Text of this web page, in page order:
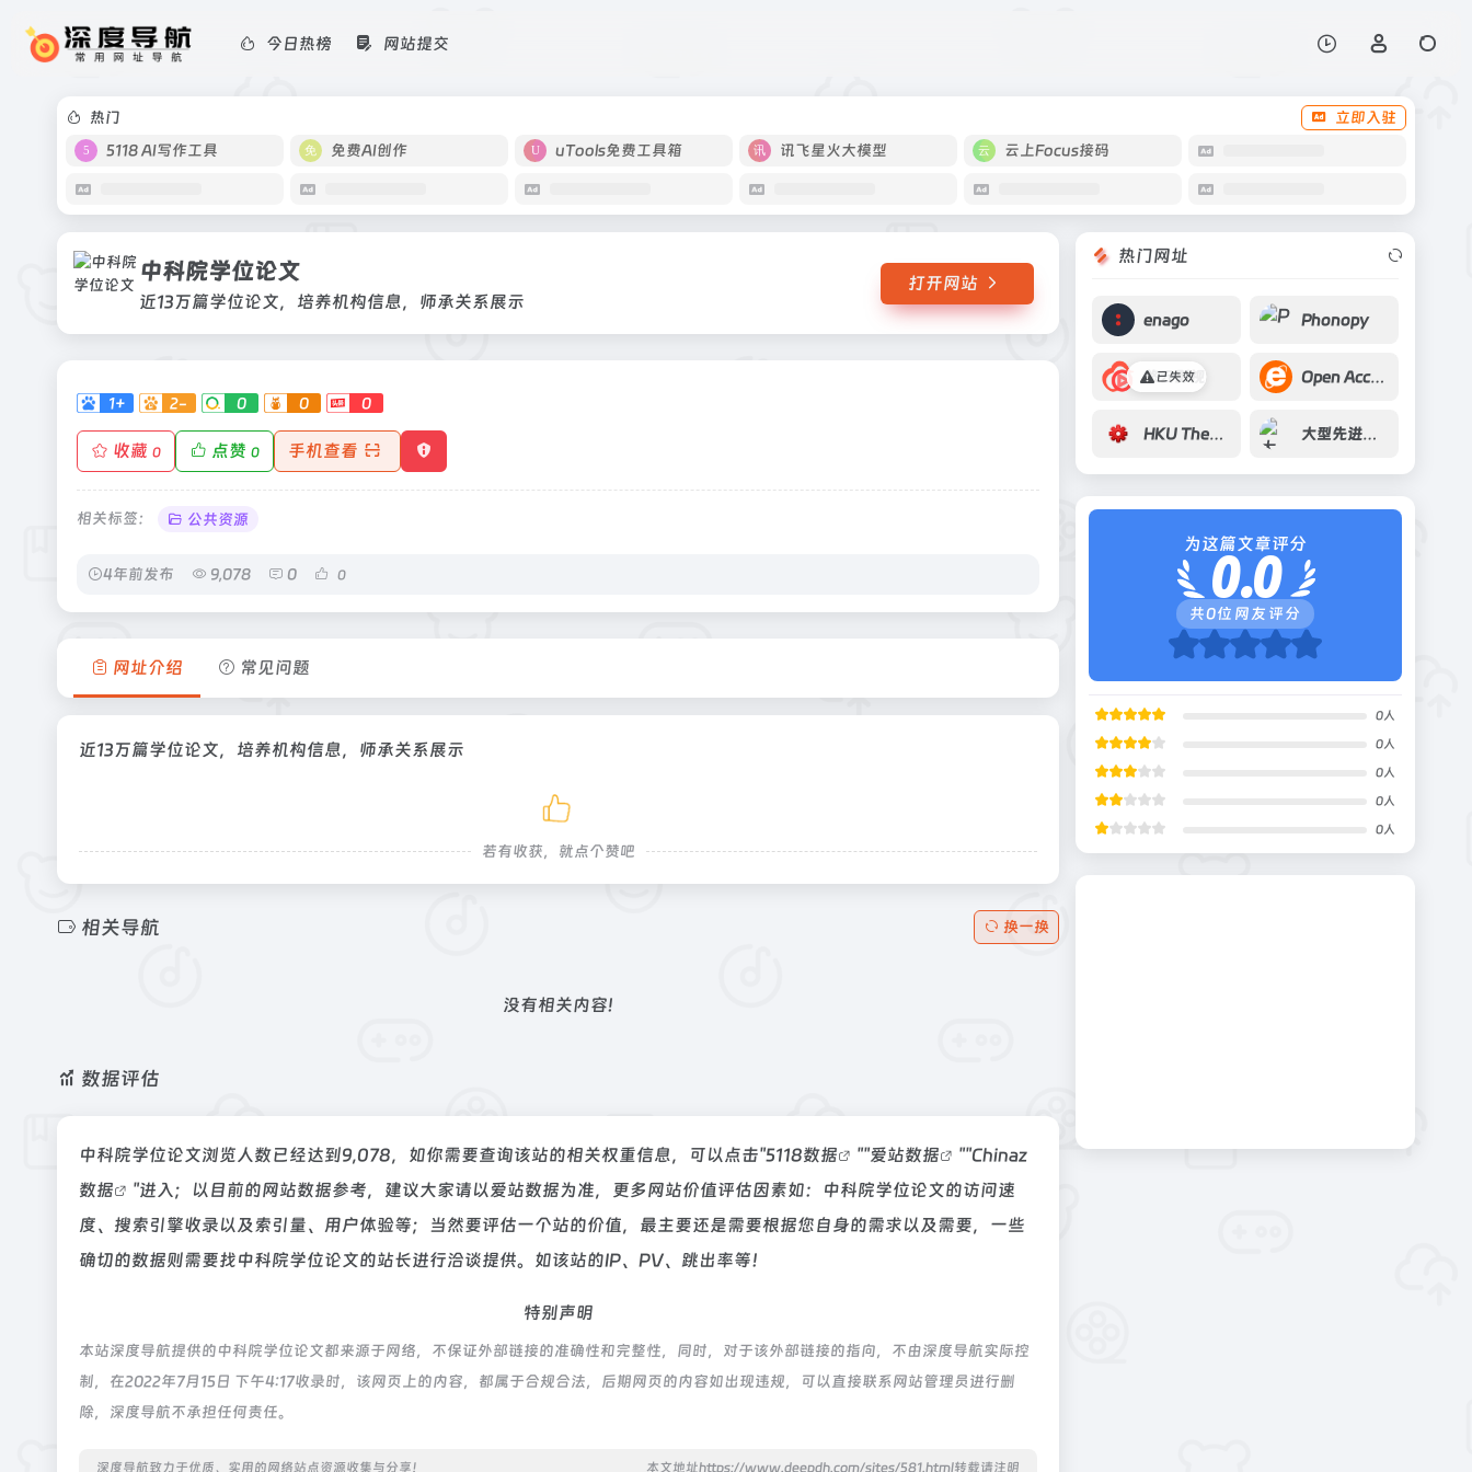
今日热榜 网站提交
热门
立即入驻
5118 AI写作工具
免费AI创作 uTools免费工具箱 讯飞星火大模型 云上Focus接码
中科院学位论文
近13万篇学位论文，培养机构信息，师承关系展示
打开网站
1+ 2- 0 0 0
收藏 0 点赞 0 手机查看
相关标签： 公共资源
4年前发布 9,078 0 0
网址介绍 常见问题
近13万篇学位论文，培养机构信息，师承关系展示
若有收获，就点个赞吧
相关导航 换一换
没有相关内容!
数据评估
中科院学位论文浏览人数已经达到9,078，如你需要查询该站的相关权重信息，可以点击"5118数据 ""爱站数据 ""Chinaz
数据
"进入；以目前的网站数据参考，建议大家请以爱站数据为准，更多网站价值评估因素如：中科院学位论文的访问速
度、搜索引擎收录以及索引量、用户体验等；当然要评估一个站的价值，最主要还是需要根据您自身的需求以及需要，一些
确切的数据则需要找中科院学位论文的站长进行洽谈提供。如该站的IP、PV、跳出率等！
特别声明
本站深度导航提供的中科院学位论文都来源于网络，不保证外部链接的准确性和完整性，同时，对于该外部链接的指向，不由深度导航实际控
制，在2022年7月15日 下午4:17收录时，该网页上的内容，都属于合规合法，后期网页的内容如出现违规，可以直接联系网站管理员进行删
除，深度导航不承担任何责任。
深度导航致力于优质、实用的网络站点资源收集与分享！ 本文地址https://www.deepdh.com/sites/581.html转载请注明
热门网址
enago Phonopy
已失效
悠云影视 Open Access Button
HKU Theses Online 大型先进压水堆及高温气冷堆核电站(06专项)
为这篇文章评分
0.0
共0位网友评分
0人
0人
0人
0人
0人